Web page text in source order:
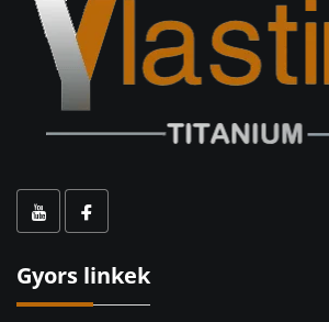
Gyors linkek